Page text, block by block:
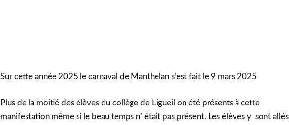
Sur cette année 2025 le carnaval de Manthelan s’est fait le 9 mars 2025
Plus de la moitié des élèves du collège de Ligueil on été présents à cette
manifestation même si le beau temps n’ était pas présent. Les élèves y sont allés